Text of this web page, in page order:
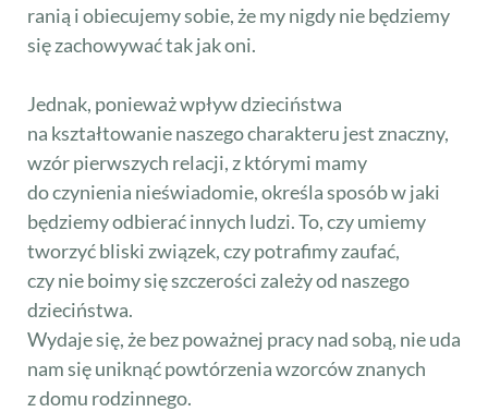
ranią i obiecujemy sobie, że my nigdy nie będziemy
się zachowywać tak jak oni.
Jednak, ponieważ wpływ dzieciństwa
na kształtowanie naszego charakteru jest znaczny,
wzór pierwszych relacji, z którymi mamy
do czynienia nieświadomie, określa sposób w jaki
będziemy odbierać innych ludzi. To, czy umiemy
tworzyć bliski związek, czy potrafimy zaufać,
czy nie boimy się szczerości zależy od naszego
dzieciństwa.
Wydaje się, że bez poważnej pracy nad sobą, nie uda
nam się uniknąć powtórzenia wzorców znanych
z domu rodzinnego.